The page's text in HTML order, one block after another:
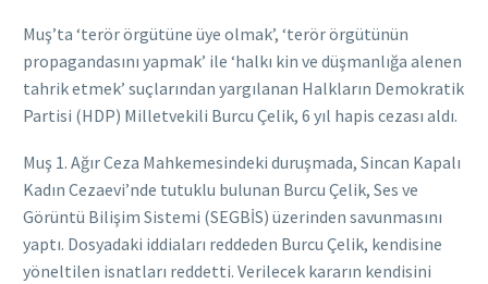
Muş’ta ‘terör örgütüne üye olmak’, ‘terör örgütünün
propagandasını yapmak’ ile ‘halkı kin ve düşmanlığa alenen
tahrik etmek’ suçlarından yargılanan Halkların Demokratik
Partisi (HDP) Milletvekili Burcu Çelik, 6 yıl hapis cezası aldı.
Muş 1. Ağır Ceza Mahkemesindeki duruşmada, Sincan Kapalı
Kadın Cezaevi’nde tutuklu bulunan Burcu Çelik, Ses ve
Görüntü Bilişim Sistemi (SEGBİS) üzerinden savunmasını
yaptı. Dosyadaki iddiaları reddeden Burcu Çelik, kendisine
yöneltilen isnatları reddetti. Verilecek kararın kendisini